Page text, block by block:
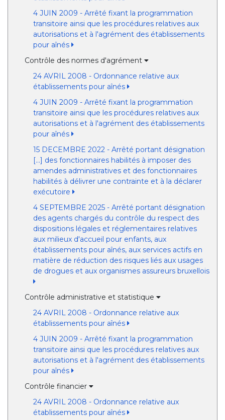
4 JUIN 2009 - Arrêté fixant la programmation
transitoire ainsi que les procédures relatives aux
autorisations et à l'agrément des établissements
pour aînés
Contrôle des normes d'agrément
24 AVRIL 2008 - Ordonnance relative aux
établissements pour aînés
4 JUIN 2009 - Arrêté fixant la programmation
transitoire ainsi que les procédures relatives aux
autorisations et à l'agrément des établissements
pour aînés
15 DECEMBRE 2022 - Arrêté portant désignation
[...] des fonctionnaires habilités à imposer des
amendes administratives et des fonctionnaires
habilités à délivrer une contrainte et à la déclarer
exécutoire
4 SEPTEMBRE 2025 - Arrêté portant désignation
des agents chargés du contrôle du respect des
dispositions légales et réglementaires relatives
aux milieux d'accueil pour enfants, aux
établissements pour aînés, aux services actifs en
matière de réduction des risques liés aux usages
de drogues et aux organismes assureurs bruxellois
Contrôle administrative et statistique
24 AVRIL 2008 - Ordonnance relative aux
établissements pour aînés
4 JUIN 2009 - Arrêté fixant la programmation
transitoire ainsi que les procédures relatives aux
autorisations et à l'agrément des établissements
pour aînés
Contrôle financier
24 AVRIL 2008 - Ordonnance relative aux
établissements pour aînés